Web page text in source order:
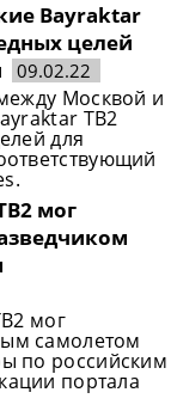
Bayraktar
целей
09.02.22
Москвой и
TB2
для
мог
мог
самолетом
по российским
портала